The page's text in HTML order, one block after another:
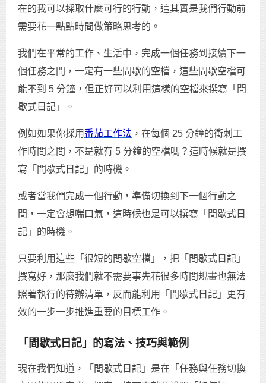
在的我可以採取什麼可行的行動，這其實是我們行動前
需要花一點點時間做策略思考的。
我們在平常的工作、生活中，完成一個任務到接續下一
個任務之間，一定有一些間歇的空檔，這些間歇空檔可
能不到 5 分鐘，但正好可以利用這樣的空檔來撰寫「間
歇式日記」。
例如如果你採用番茄工作法 ，在每個 25 分鐘的衝刺工
作時間之間，不是就有 5 分鐘的空檔嗎？這時候就是撰
寫「間歇式日記」的時機。
或者當我們完成一個行動，準備切換到下一個行動之
間，一定會想喘口氣，這時候也是可以撰寫「間歇式日
記」的時機。
只要利用這些「很短的間歇空檔」，把「間歇式日記」
撰寫好，那麼我們就不需要事先花很多時間規畫也無法
照著執行的待辦清單，反而能利用「間歇式日記」更有
效的一步一步推進重要的目標工作。
「間歇式日記」的寫法、技巧與範例
現在我們知道，「間歇式日記」是在「任務與任務切換